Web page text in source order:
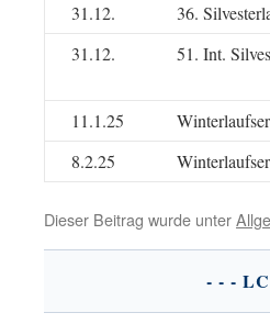
31.12.
36.
31.12.
51. Int.
11.1.25
8.2.25
Dieser Beitrag wurde unter